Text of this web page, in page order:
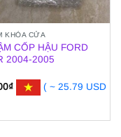
KHÓA CỬA
CỐP HẬU FORD
2004-2005
₫
( ~ 25.79 USD